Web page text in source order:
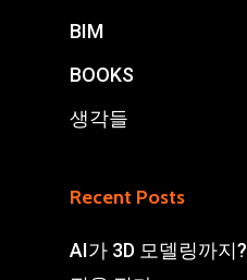
BIM
BOOKS
생각들
Recent Posts
AI가 3D 모델링까지